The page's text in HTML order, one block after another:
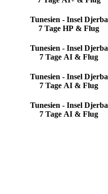
Tunesien - Insel Djerba
7 Tage HP & Flug
Tunesien - Insel Djerba
7 Tage AI & Flug
Tunesien - Insel Djerba
7 Tage AI & Flug
Tunesien - Insel Djerba
7 Tage AI & Flug